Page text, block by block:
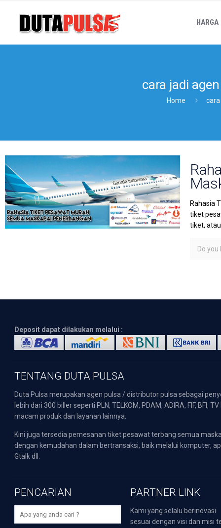
HARGA
cara jadi
Home
Rahasia
tiket
tiket,
Do you
Deposit dapat dilakukan melalui :
TENTANG DUTA PULSA
Duta Pulsa merupakan agen pulsa / distributor pulsa sebagai
lebih dari 300 biller seperti PLN, TELKOM, PDAM, ADIRA, FIF,
macam produk dan layanan lainnya.
Kini juga tersedia pemesanan tiket pesawat terbang semua
dengan kemudahan dalam bertransaksi, baik melalui komputer,
Gtalk dll.
PENCARIAN PARTNER LINK
Kami yang selalu berinovasi
sesuai dengan visi dan misi